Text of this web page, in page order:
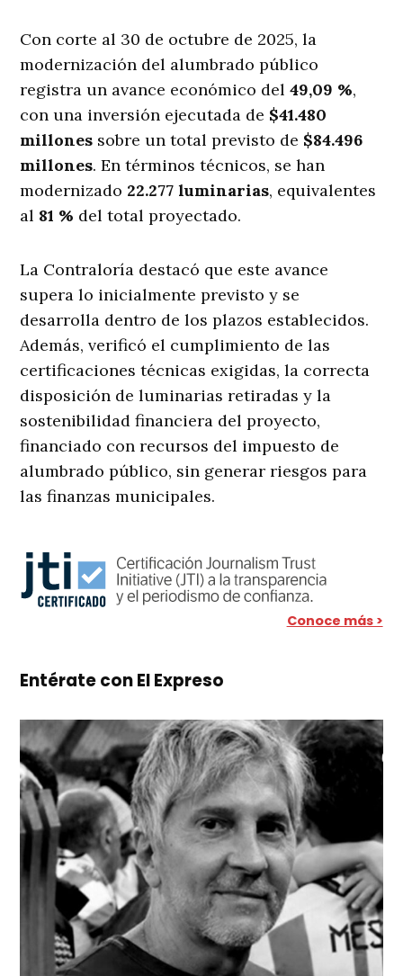
Con corte al 30 de octubre de 2025, la
modernización del alumbrado público
registra un avance económico del49,09 %,
con una inversión ejecutada de $41.480
millones sobre un total previsto de $84.496
millones. En términos técnicos, se han
modernizado 22.277 luminarias, equivalentes
al 81 % del total proyectado.
La Contraloría destacó que este avance
supera lo inicialmente previsto y se
desarrolla dentro de los plazos establecidos.
Además, verificó el cumplimiento de las
certificaciones técnicas exigidas, la correcta
disposición de luminarias retiradas y la
sostenibilidad financiera del proyecto,
financiado con recursos del impuesto de
alumbrado público, sin generar riesgos para
las finanzas municipales.
Conoce más >
Entérate con El Expreso